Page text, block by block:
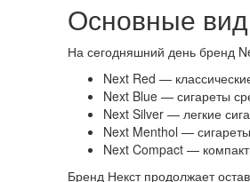
Основные
На сегодняшний день бренд
Next Red —
Next Blue — сигареты
Next Silver — легкие
Next Menthol —
Next Compact —
Бренд Некст продолжает